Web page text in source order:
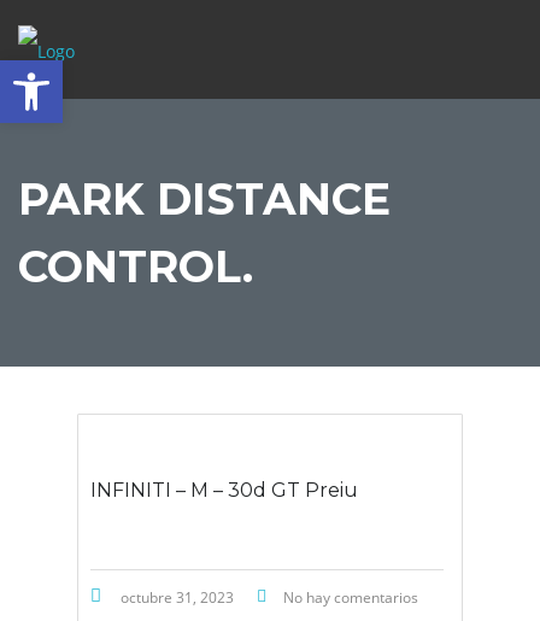
PARK DISTANCE
CONTROL.
INFINITI – M – 30d GT Preiu
octubre 31, 2023 No hay comentarios
Abrir barra de herramientas